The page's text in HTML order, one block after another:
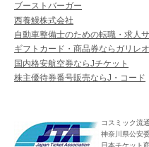
ブーストバーガー
西養鰻株式会社
自動車整備士のための転職・求人
ギフトカード・商品券ならガリレオ
国内格安航空券ならJチケット
株主優待券番号販売ならJ・コード
コスミック流
神奈川県公安
日本チケット